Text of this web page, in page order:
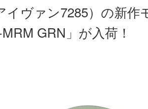
イヴァン7285）の新作
GRN」が入荷！